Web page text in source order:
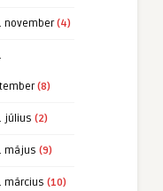
november(4)
(8)
július (2)
május (9)
március (10)